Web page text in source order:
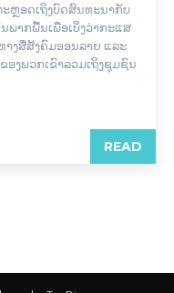
ຫຼອດເຖິງບົດສົນທະນາກັບ
ພາກພື້ນເພື່ອເບິ່ງວ່າກະແສ
າງສື່ສັງຄົມອອນລາຍ ແລະ
ງພວກເຂົາລວມເຖິງຊຸມຊົນ
READ